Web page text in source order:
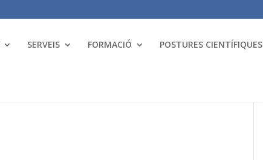
SERVEIS FORMACIÓ POSTURES CIENTÍFIQUES